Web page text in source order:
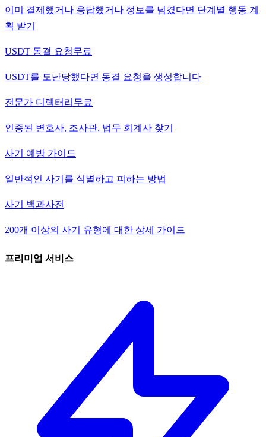
이미 결제했거나 응답했거나 정보를 넘겼다면 단계별 행동 계
획 받기
USDT 동결 요청무료
USDT를 도난당했다면 동결 요청을 생성합니다
전문가 디렉터리 무료
인증된 변호사, 조사관, 법무 회계사 찾기
사기 예방 가이드
일반적인 사기를 식별하고 피하는 방법
사기 백과사전
200개 이상의 사기 유형에 대한 상세 가이드
프리미엄 서비스